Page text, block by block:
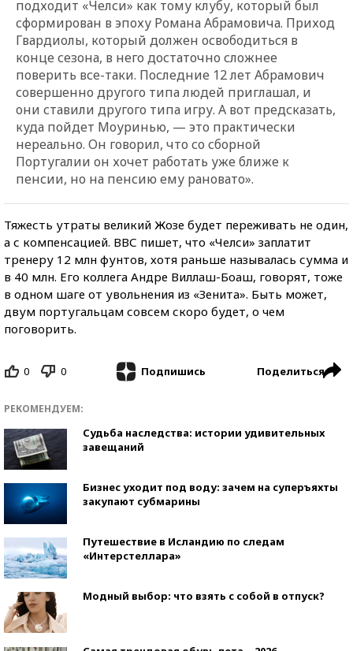
подходит «Челси» как тому клубу, который был
сформирован в эпоху Романа Абрамовича. Приход
Гвардиолы, который должен освободиться в
конце сезона, в него достаточно сложнее
поверить все-таки. Последние 12 лет Абрамович
совершенно другого типа людей приглашал, и
они ставили другого типа игру. А вот предсказать,
куда пойдет Моуринью, — это практически
нереально. Он говорил, что со сборной
Португалии он хочет работать уже ближе к
пенсии, но на пенсию ему рановато».
Тяжесть утраты великий Жозе будет переживать не один,
а с компенсацией. ВВС пишет, что «Челси» заплатит
тренеру 12 млн фунтов, хотя раньше называлась сумма и
в 40 млн. Его коллега Андре Виллаш-Боаш, говорят, тоже
в одном шаге от увольнения из «Зенита». Быть может,
двум португальцам совсем скоро будет, о чем
поговорить.
0 0 Подпишись Поделиться
РЕКОМЕНДУЕМ:
Судьба наследства: истории удивительных
завещаний
Бизнес уходит под воду: зачем на суперъяхты
закупают субмарины
Путешествие в Исландию по следам
«Интерстеллара»
Модный выбор: что взять с собой в отпуск?